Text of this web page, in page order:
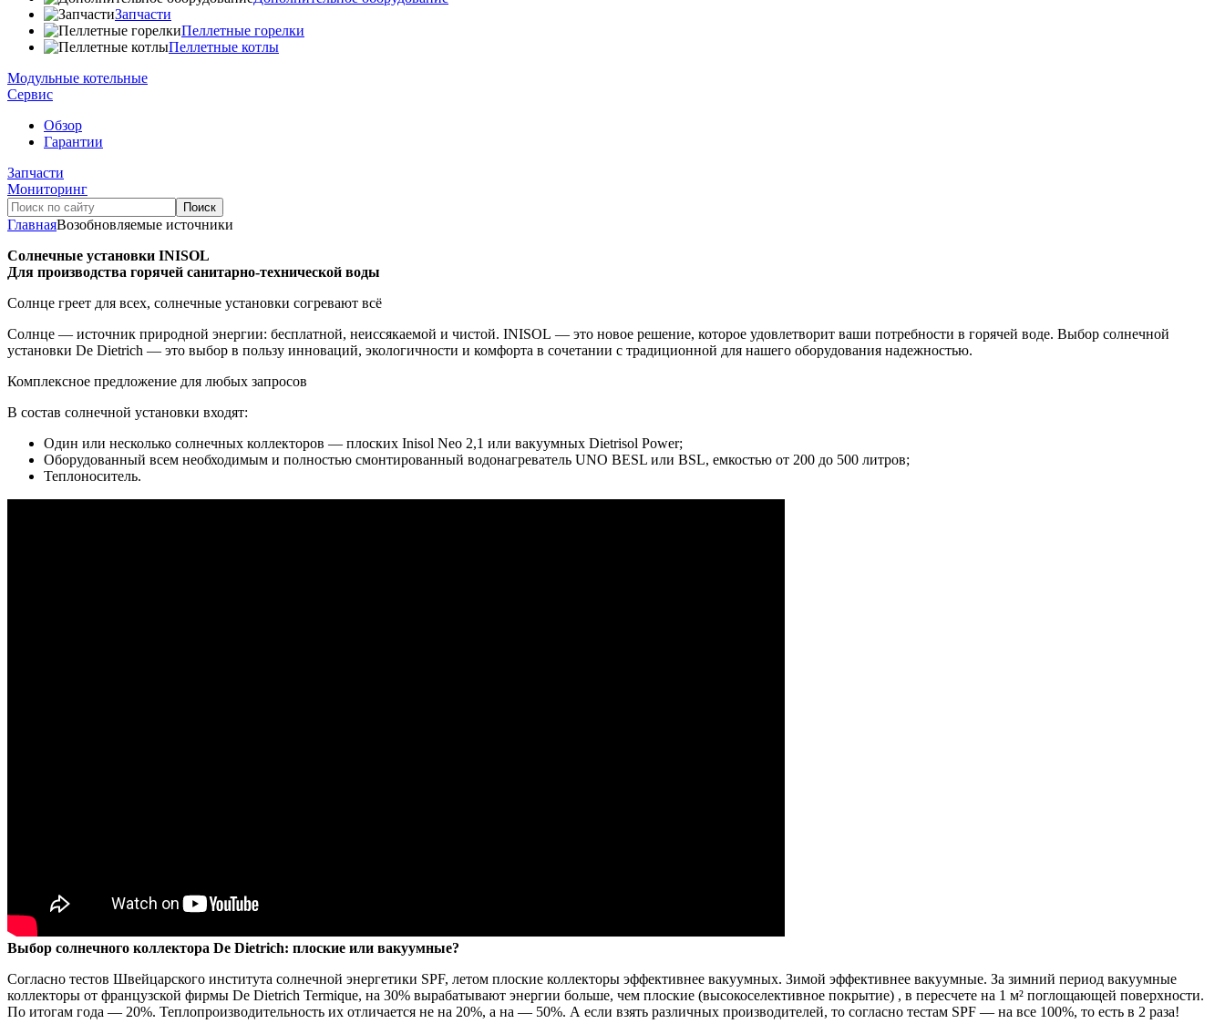
Запчасти
Пеллетные горелки
Пеллетные котлы
Модульные котельные
Сервис
Обзор
Гарантии
Запчасти
Мониторинг
ГлавнаяВозобновляемые источники
Солнечные установки INISOL
Для производства горячей санитарно-технической воды
Солнце греет для всех, солнечные установки согревают всё
Солнце — источник природной энергии: бесплатной, неиссякаемой и чистой. INISOL — это новое решение, которое удовлетворит ваши потребности в горячей воде. Выбор солнечной
установки De Dietrich — это выбор в пользу инноваций, экологичности и комфорта в сочетании с традиционной для нашего оборудования надежностью.
Комплексное предложение для любых запросов
В состав солнечной установки входят:
Один или несколько солнечных коллекторов — плоских Inisol Neo 2,1 или вакуумных Dietrisol Power;
Оборудованный всем необходимым и полностью смонтированный водонагреватель UNO BESL или BSL, емкостью от 200 до 500 литров;
Теплоноситель.
Выбор солнечного коллектора De Dietrich: плоские или вакуумные?
Согласно тестов Швейцарского института солнечной энергетики SPF, летом плоские коллекторы эффективнее вакуумных. Зимой эффективнее вакуумные. За зимний период вакуумные
коллекторы от французской фирмы De Dietrich Termique, на 30% вырабатывают энергии больше, чем плоские (высокоселективное покрытие) , в пересчете на 1 м² поглощающей поверхности.
По итогам года — 20%. Теплопроизводительность их отличается не на 20%, а на — 50%. А если взять различных производителей, то согласно тестам SPF — на все 100%, то есть в 2 раза!